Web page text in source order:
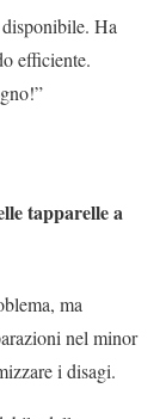
disponibile. Ha
efficiente.
tapparelle a
ma
nel minor
i disagi.